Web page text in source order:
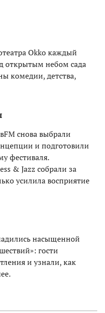
Okko каждый
открытым небом сада
комедии, детства,
снова выбрали
и подготовили
фестиваля.
& Jazz собрали за
усилила восприятие
насыщенной
гости
и узнали, как